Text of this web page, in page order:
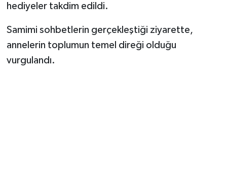
hediyeler takdim edildi.
Samimi sohbetlerin gerçekleştiği ziyarette,
annelerin toplumun temel direği olduğu
vurgulandı.